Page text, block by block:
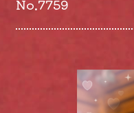
No.7759